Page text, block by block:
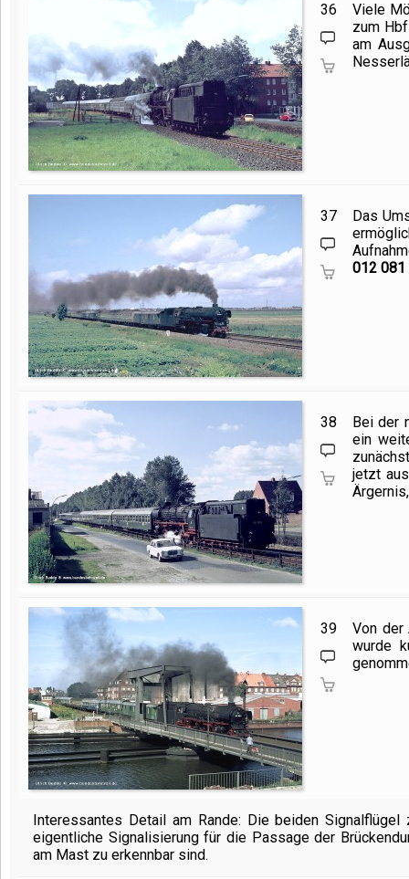
36
Viele
zum
am
37
Das
012 081
38
Bei der
ein
jetzt
39
Von der
wurde
Interessantes Detail am Rande: Die beiden
eigentliche Signalisierung für die Passage der
am Mast zu erkennbar sind.